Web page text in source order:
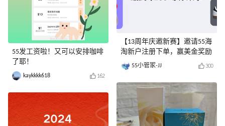
55发工资啦！又可以安排咖啡
了耶！
kaykkkk618 162
【13周年庆邀新赛】邀请55海
淘新户注册下单，赢美金奖励
55小管家-JJ 300